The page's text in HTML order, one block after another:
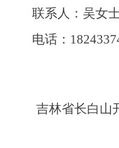
联系人：吴女
电话：
吉林省长白山